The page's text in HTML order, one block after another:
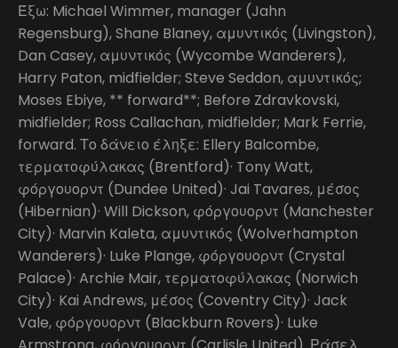
Έξω: Michael Wimmer, manager (Jahn
Regensburg), Shane Blaney, αμυντικός (Livingston),
Dan Casey, αμυντικός (Wycombe Wanderers),
Harry Paton, midfielder; Steve Seddon, αμυντικός;
Moses Ebiye, ** forward**; Before Zdravkovski,
midfielder; Ross Callachan, midfielder; Mark Ferrie,
forward. Το δάνειο έληξε: Ellery Balcombe,
τερματοφύλακας (Brentford)· Tony Watt,
φόργουορντ (Dundee United)· Jai Tavares, μέσος
(Hibernian)· Will Dickson, φόργουορντ (Manchester
City)· Marvin Kaleta, αμυντικός (Wolverhampton
Wanderers)· Luke Plange, φόργουορντ (Crystal
Palace)· Archie Mair, τερματοφύλακας (Norwich
City)· Kai Andrews, μέσος (Coventry City)· Jack
Vale, φόργουορντ (Blackburn Rovers)· Luke